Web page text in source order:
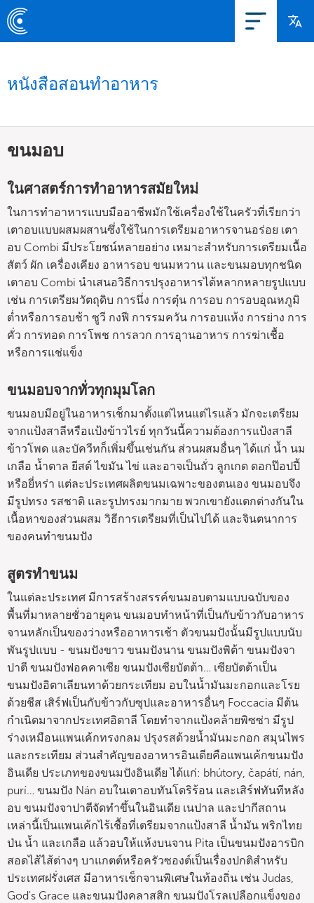
หนังสือสอนทำอาหาร
ขนมอบ
ในศาสตร์การทำอาหารสมัยใหม่
ในการทำอาหารแบบมืออาชีพมักใช้เครื่องใช้ในครัวที่เรียกว่า
เตาอบแบบผสมผสานซึ่งใช้ในการเตรียมอาหารจานอร่อย เตา
อบ Combi มีประโยชน์หลายอย่าง เหมาะสำหรับการเตรียมเนื้อ
สัตว์ ผัก เครื่องเคียง อาหารอบ ขนมหวาน และขนมอบทุกชนิด
เตาอบ Combi นำเสนอวิธีการปรุงอาหารได้หลากหลายรูปแบบ
เช่น การเตรียมวัตถุดิบ การนึ่ง การตุ๋น การอบ การอบอุณหภูมิ
ต่ำหรือการอบช้า ซูวี กงฟี การรมควัน การอบแห้ง การย่าง การ
คั่ว การทอด การโพช การลวก การอุานอาหาร การฆ่าเชื้อ
หรือการแช่แข็ง
ขนมอบจากทั่วทุกมุมโลก
ขนมอบมีอยู่ในอาหารเช็กมาตั้งแต่ไหนแต่ไรแล้ว มักจะเตรียม
จากแป้งสาลีหรือแป้งข้าวไรย์ ทุกวันนี้ความต้องการแป้งสาลี
ข้าวโพด และบัควีทก็เพิ่มขึ้นเช่นกัน ส่วนผสมอื่นๆ ได้แก่ น้ำ นม
เกลือ น้ำตาล ยีสต์ ไขมัน ไข่ และอาจเป็นถั่ว ลูกเกด ดอกป๊อปปี้
หรือยี่หร่า แต่ละประเทศผลิตขนมเฉพาะของตนเอง ขนมอบจึง
มีรูปทรง รสชาติ และรูปทรงมากมาย พวกเขายังแตกต่างกันใน
เนื้อหาของส่วนผสม วิธีการเตรียมที่เป็นไปได้ และจินตนาการ
ของคนทำขนมปัง
สูตรทำขนม
ในแต่ละประเทศ มีการสร้างสรรค์ขนมอบตามแบบฉบับของ
พื้นที่มาหลายชั่วอายุคน ขนมอบทำหน้าที่เป็นกับข้าวกับอาหาร
จานหลักเป็นของว่างหรืออาหารเช้า ตัวขนมปังนั้นมีรูปแบบนับ
พันรูปแบบ - ขนมปังขาว ขนมปังนาน ขนมปังพิต้า ขนมปังจา
ปาตี ขนมปังฟอคคาเซีย ขนมปังเซียบัตต้า… เซียบัตต้าเป็น
ขนมปังอิตาเลียนทาด้วยกระเทียม อบในน้ำมันมะกอกและโรย
ด้วยชีส เสิร์ฟเป็นกับข้าวกับซุปและอาหารอื่นๆ Foccacia มีต้น
กำเนิดมาจากประเทศอิตาลี โดยทำจากแป้งคล้ายพิซซ่า มีรูป
ร่างเหมือนแพนเค้กทรงกลม ปรุงรสด้วยน้ำมันมะกอก สมุนไพร
และกระเทียม ส่วนสำคัญของอาหารอินเดียคือแพนเค้กขนมปัง
อินเดีย ประเภทของขนมปังอินเดีย ได้แก่: bhútory, čapátí, nán,
purí… ขนมปัง Nán อบในเตาอบทันโดริร้อน และเสิร์ฟทันทีหลัง
อบ ขนมปังจาปาตีจัดทำขึ้นในอินเดีย เนปาล และปากีสถาน
เหล่านี้เป็นแพนเค้กไร้เชื้อที่เตรียมจากแป้งสาลี น้ำมัน พริกไทย
ป่น น้ำ และเกลือ แล้วอบให้แห้งบนจาน Pita เป็นขนมปังอารบิก
สอดไส้ไส้ต่างๆ บาแกตต์หรือครัวซองต์เป็นเรื่องปกติสำหรับ
ประเทศฝรั่งเศส มีอาหารเช็กจานพิเศษในท้องถิ่น เช่น Judas,
God's Grace และขนมปังคลาสสิก ขนมปังโรลเปลือกแข็งของ